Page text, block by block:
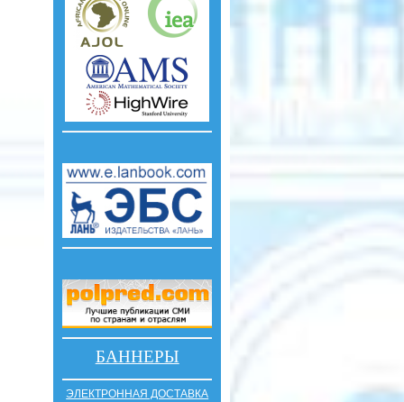
БАННЕРЫ
ЭЛЕКТРОННАЯ ДОСТАВКА